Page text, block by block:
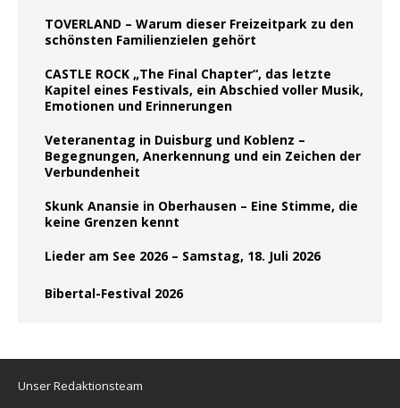
TOVERLAND – Warum dieser Freizeitpark zu den
schönsten Familienzielen gehört
CASTLE ROCK „The Final Chapter“, das letzte
Kapitel eines Festivals, ein Abschied voller Musik,
Emotionen und Erinnerungen
Veteranentag in Duisburg und Koblenz –
Begegnungen, Anerkennung und ein Zeichen der
Verbundenheit
Skunk Anansie in Oberhausen – Eine Stimme, die
keine Grenzen kennt
Lieder am See 2026 – Samstag, 18. Juli 2026
Bibertal-Festival 2026
Unser Redaktionsteam